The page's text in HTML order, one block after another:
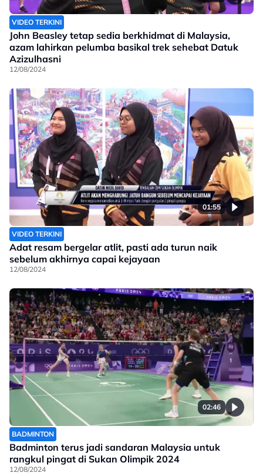
VIDEO TERKINI
John Beasley tetap sedia berkhidmat di Malaysia,
azam lahirkan pelumba basikal trek sehebat Datuk
Azizulhasni
12/08/2024
01:55
VIDEO TERKINI
Adat resam bergelar atlit, pasti ada turun naik
sebelum akhirnya capai kejayaan
12/08/2024
02:46
BADMINTON
Badminton terus jadi sandaran Malaysia untuk
rangkul pingat di Sukan Olimpik 2024
12/08/2024